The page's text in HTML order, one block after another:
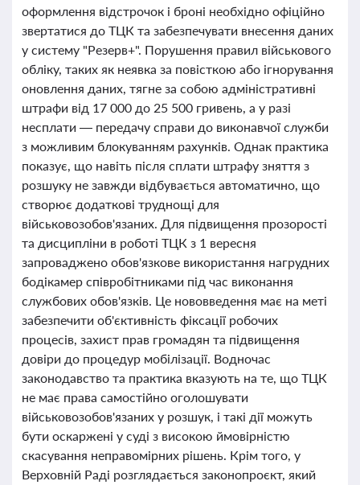
оформлення відстрочок і броні необхідно офіційно
звертатися до ТЦК та забезпечувати внесення даних
у систему "Резерв+". Порушення правил військового
обліку, таких як неявка за повісткою або ігнорування
оновлення даних, тягне за собою адміністративні
штрафи від 17 000 до 25 500 гривень, а у разі
несплати — передачу справи до виконавчої служби
з можливим блокуванням рахунків. Однак практика
показує, що навіть після сплати штрафу зняття з
розшуку не завжди відбувається автоматично, що
створює додаткові труднощі для
військовозобов'язаних. Для підвищення прозорості
та дисципліни в роботі ТЦК з 1 вересня
запроваджено обов'язкове використання нагрудних
бодікамер співробітниками під час виконання
службових обов'язків. Це нововведення має на меті
забезпечити об'єктивність фіксації робочих
процесів, захист прав громадян та підвищення
довіри до процедур мобілізації. Водночас
законодавство та практика вказують на те, що ТЦК
не має права самостійно оголошувати
військовозобов'язаних у розшук, і такі дії можуть
бути оскаржені у суді з високою ймовірністю
скасування неправомірних рішень. Крім того, у
Верховній Раді розглядається законопроєкт, який